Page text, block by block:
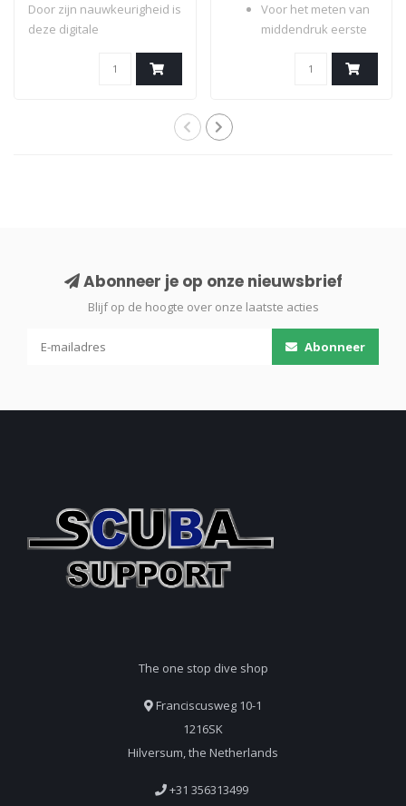
Door zijn nauwkeurigheid is
deze digitale
middendrukmeter ze..
Voor het meten van
middendruk eerste
trap en het tes..
Abonneer je op onze nieuwsbrief
Blijf op de hoogte over onze laatste acties
Abonneer
The one stop dive shop
Franciscusweg 10-1
1216SK
Hilversum, the Netherlands
+31 356313499